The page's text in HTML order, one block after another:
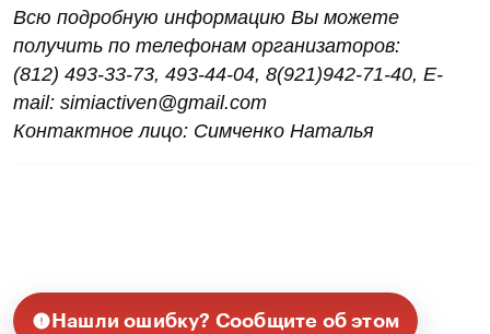
Всю подробную информацию Вы можете
получить по телефонам организаторов:
(812) 493-33-73, 493-44-04, 8(921)942-71-40, E-
mail: simiactiven@gmail.com
Контактное лицо: Симченко Наталья
Нашли ошибку? Сообщите об этом